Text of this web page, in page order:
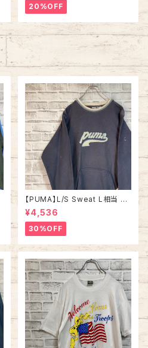
ェット トレーナー USA製 チーム
ロゴ 1996 CHAMPS 優勝記念
深緑 アメリカ USA 古着
20%OFF
【PUMA】L/S Sweat L相当 M
ade in BULGARIA プーマ ス
ウェット トレーナー ブルガリア
製 ユーロ ヨーロッパ 古着
¥4,536
30%OFF